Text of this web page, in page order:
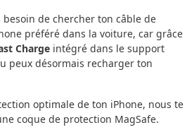
de chercher ton câble de
préféré dans la voiture, car grâce
Charge intégré dans le support
peux désormais recharger ton
optimale de ton iPhone, nous te
coque de protection MagSafe.